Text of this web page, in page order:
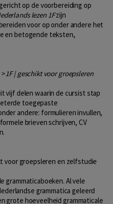
op de voorbereiding op
lezen 1Fzijn
voor op onder andere het
en betogende teksten,
1F | geschikt voor groepsleren
vijf delen waarin de cursist stap
toegepaste
andere: formulieren invullen,
brieven schrijven, CV
voor groepsleren en zelfstudie
grammaticaboeken. Al vele
grammatica geleerd
grote hoeveelheid grammaticale